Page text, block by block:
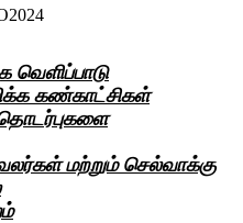
வெளிப்பாடு
கண்காட்சிகள்
மற்றும் செல்வாக்கு